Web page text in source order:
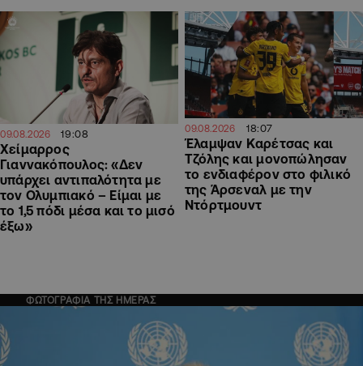
09.08.2026 19:08
Χείμαρρος
Γιαννακόπουλος: «Δεν
υπάρχει αντιπαλότητα με
τον Ολυμπιακό – Είμαι με
το 1,5 πόδι μέσα και το μισό
έξω»
09.08.2026 18:07
Έλαμψαν Καρέτσας και
Τζόλης και μονοπώλησαν
το ενδιαφέρον στο φιλικό
της Άρσεναλ με την
Ντόρτμουντ
ΦΩΤΟΓΡΑΦΙΑ ΤΗΣ ΗΜΕΡΑΣ